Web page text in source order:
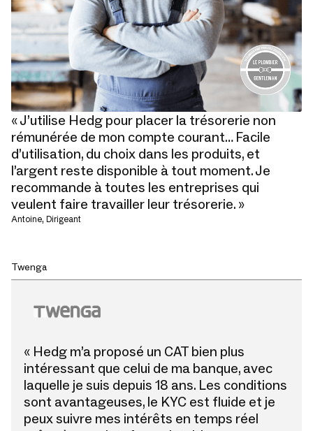
« J’utilise Hedg pour placer la trésorerie non
rémunérée de mon compte courant… Facile
d’utilisation, du choix dans les produits, et
l’argent reste disponible à tout moment. Je
recommande à toutes les entreprises qui
veulent faire travailler leur trésorerie. »
Antoine, Dirigeant
Twenga
« Hedg m’a proposé un CAT bien plus
intéressant que celui de ma banque, avec
laquelle je suis depuis 18 ans. Les conditions
sont avantageuses, le KYC est fluide et je
peux suivre mes intérêts en temps réel